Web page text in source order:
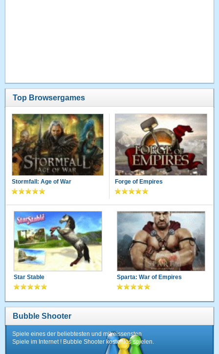
Top Browsergames
Stormfall: Age of War Forge of Empires
Star Stable Sparta: War of Empires
Bubble Shooter
Spiele eines der beliebtesten und mitreissensten
Spiele im Internet ! Bubble Shooter kostenlos spielen.